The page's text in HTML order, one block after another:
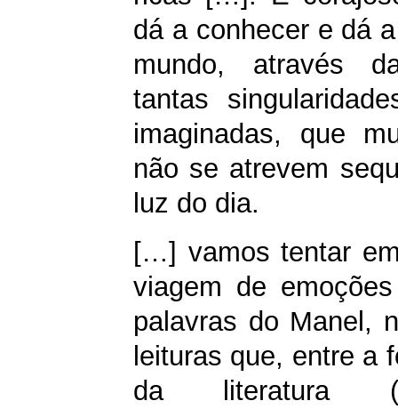
dá a conhecer e dá
mundo, através
tantas
imaginadas, que
não se atrevem
luz do dia.
[…] vamos tentar
viagem de
palavras do Manel,
leituras que, entre a
da literatura